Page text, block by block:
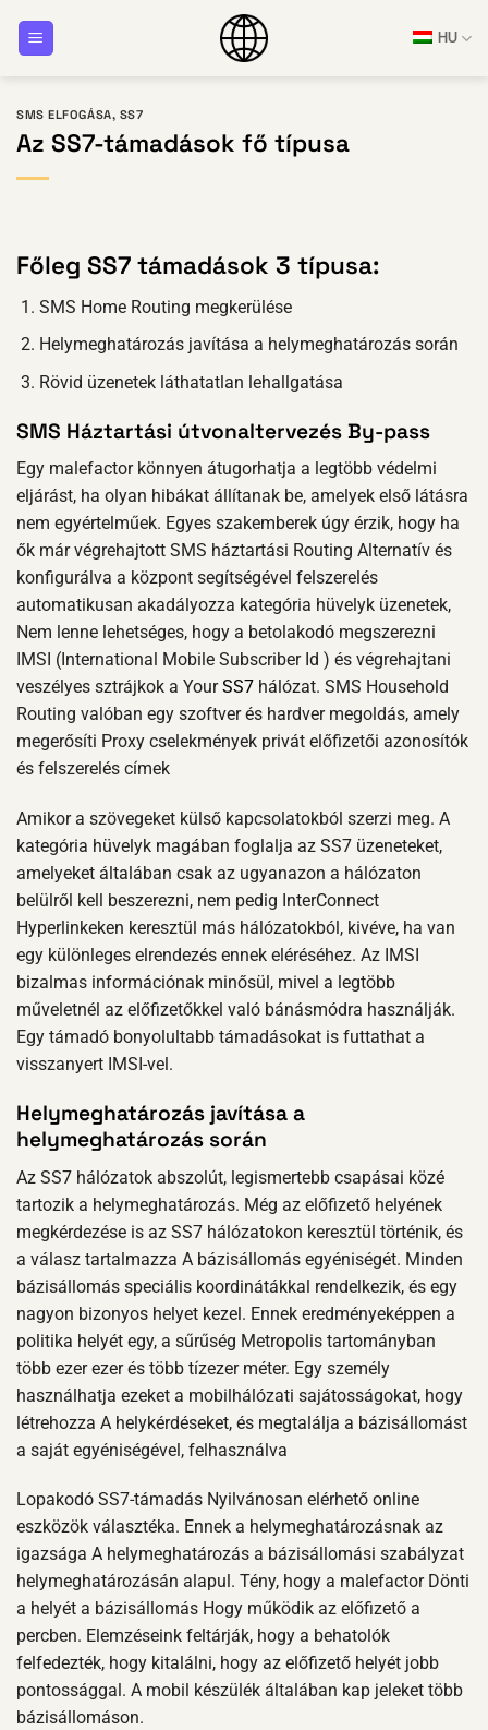
HU
SMS ELFOGÁSA, SS7
Az SS7-támadások fő típusa
Főleg SS7 támadások 3 típusa:
SMS Home Routing megkerülése
Helymeghatározás javítása a helymeghatározás során
Rövid üzenetek láthatatlan lehallgatása
SMS Háztartási útvonaltervezés By-pass
Egy malefactor könnyen átugorhatja a legtöbb védelmi
eljárást, ha olyan hibákat állítanak be, amelyek első látásra
nem egyértelműek. Egyes szakemberek úgy érzik, hogy ha
ők már végrehajtott SMS háztartási Routing Alternatív és
konfigurálva a központ segítségével felszerelés
automatikusan akadályozza kategória hüvelyk üzenetek,
Nem lenne lehetséges, hogy a betolakodó megszerezni
IMSI (International Mobile Subscriber Id ) és végrehajtani
veszélyes sztrájkok a YourSS7 hálózat. SMS Household
Routing valóban egy szoftver és hardver megoldás, amely
megerősíti Proxy cselekmények privát előfizetői azonosítók
és felszerelés címek
Amikor a szövegeket külső kapcsolatokból szerzi meg. A
kategória hüvelyk magában foglalja az SS7 üzeneteket,
amelyeket általában csak az ugyanazon a hálózaton
belülről kell beszerezni, nem pedig InterConnect
Hyperlinkeken keresztül más hálózatokból, kivéve, ha van
egy különleges elrendezés ennek eléréséhez. Az IMSI
bizalmas információnak minősül, mivel a legtöbb
műveletnél az előfizetőkkel való bánásmódra használják.
Egy támadó bonyolultabb támadásokat is futtathat a
visszanyert IMSI-vel.
Helymeghatározás javítása a
helymeghatározás során
Az SS7 hálózatok abszolút, legismertebb csapásai közé
tartozik a helymeghatározás. Még az előfizető helyének
megkérdezése is az SS7 hálózatokon keresztül történik, és
a válasz tartalmazza A bázisállomás egyéniségét. Minden
bázisállomás speciális koordinátákkal rendelkezik, és egy
nagyon bizonyos helyet kezel. Ennek eredményeképpen a
politika helyét egy, a sűrűség Metropolis tartományban
több ezer ezer és több tízezer méter. Egy személy
használhatja ezeket a mobilhálózati sajátosságokat, hogy
létrehozza A helykérdéseket, és megtalálja a bázisállomást
a saját egyéniségével, felhasználva
Lopakodó SS7-támadás Nyilvánosan elérhető online
eszközök választéka. Ennek a helymeghatározásnak az
igazsága A helymeghatározás a bázisállomási szabályzat
helymeghatározásán alapul. Tény, hogy a malefactor Dönti
a helyét a bázisállomás Hogy működik az előfizető a
percben. Elemzéseink feltárják, hogy a behatolók
felfedezték, hogy kitalálni, hogy az előfizető helyét jobb
pontossággal. A mobil készülék általában kap jeleket több
bázisállomáson.